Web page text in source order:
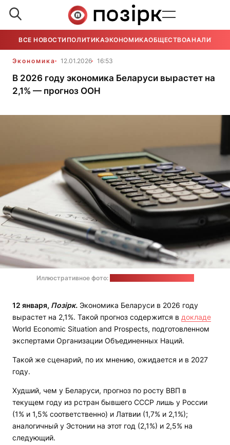
ВСЕ НОВОСТИ ПОЛИТИКАЭКОНОМИКАОБЩЕСТВОАНАЛИТИКА
Экономика 12.01.2026 16:53
В 2026 году экономика Беларуси вырастет на
2,1% — прогноз ООН
Иллюстративное фото:
12 января, Позірк. Экономика Беларуси в 2026 году
вырастет на 2,1%. Такой прогноз содержится в докладе
World Economic Situation and Prospects, подготовленном
экспертами Организации Объединенных Наций.
Такой же сценарий, по их мнению, ожидается и в 2027
году.
Худший, чем у Беларуси, прогноз по росту ВВП в
текущем году из рстран бывшего СССР лишь у России
(1% и 1,5% соответственно) и Латвии (1,7% и 2,1%);
аналогичный у Эстонии на этот год (2,1%) и 2,5% на
следующий.